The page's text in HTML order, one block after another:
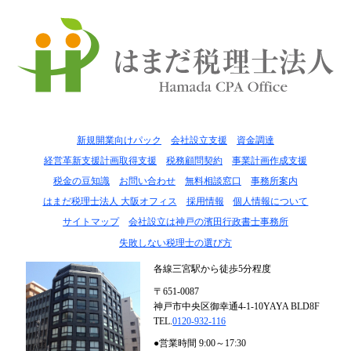
新規開業向けパック 会社設立支援
資金調達
経営革新支援計画取得支援
税務顧問契約
事業計画作成支援
税金の豆知識
お問い合わせ 無料相談窓口
事務所案内
はまだ税理士法人 大阪オフィス
採用情報
個人情報について
サイトマップ
会社設立は神戸の濱田行政書士事務所
失敗しない税理士の選び方
各線三宮駅から徒歩5分程度
〒651-0087
神戸市中央区御幸通4-1-10YAYA BLD8F
TEL.0120-932-116
●営業時間 9:00～17:30